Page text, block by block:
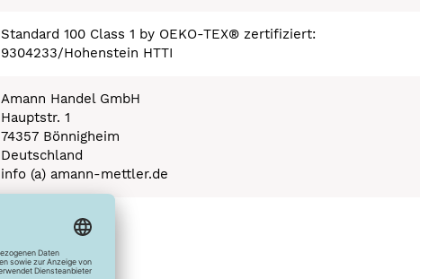
Standard 100 Class 1 by OEKO-TEX® zertifiziert:
9304233/Hohenstein HTTI
Amann Handel GmbH
Hauptstr. 1
74357 Bönnigheim
Deutschland
info (a) amann-mettler.de